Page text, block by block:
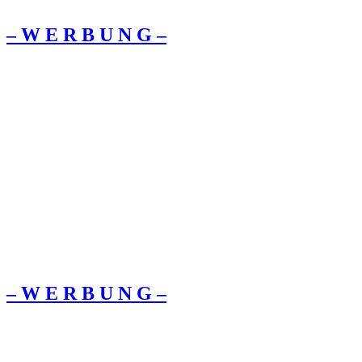
– W Ε R Β U Ν G –
– W Ε R Β U Ν G –